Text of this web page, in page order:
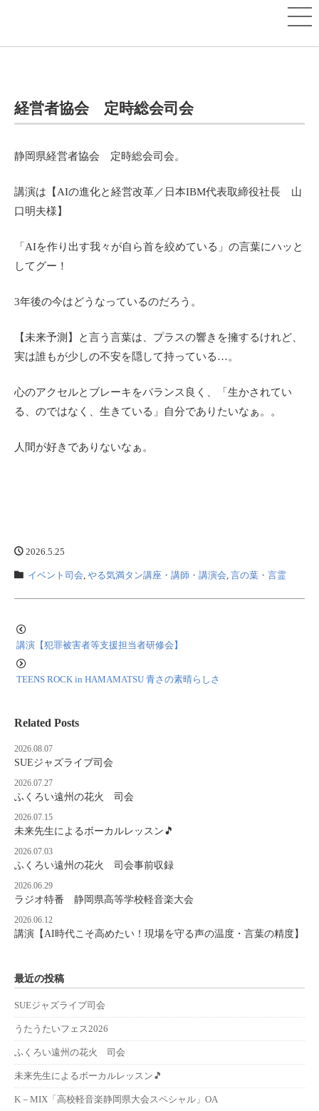
経営者協会 定時総会司会
静岡県経営者協会 定時総会司会。
講演は【AIの進化と経営改革／日本IBM代表取締役社長 山
口明夫様】
「AIを作り出す我々が自ら首を絞めている」の言葉にハッと
してグー！
3年後の今はどうなっているのだろう。
【未来予測】と言う言葉は、プラスの響きを擁するけれど、
実は誰もが少しの不安を隠して持っている…。
心のアクセルとブレーキをバランス良く、「生かされてい
る、のではなく、生きている」自分でありたいなぁ。。
人間が好きでありないなぁ。
2026.5.25
イベント司会, やる気満タン講座・講師・講演会, 言の葉・言霊
講演【犯罪被害者等支援担当者研修会】
TEENS ROCK in HAMAMATSU 青さの素晴らしさ
Related Posts
2026.08.07
SUEジャズライブ司会
2026.07.27
ふくろい遠州の花火 司会
2026.07.15
未来先生によるボーカルレッスン🎵
2026.07.03
ふくろい遠州の花火 司会事前収録
2026.06.29
ラジオ特番 静岡県高等学校軽音楽大会
2026.06.12
講演【AI時代こそ高めたい！現場を守る声の温度・言葉の精度】
最近の投稿
SUEジャズライブ司会
うたうたいフェス2026
ふくろい遠州の花火 司会
未来先生によるボーカルレッスン🎵
K－MIX「高校軽音楽静岡県大会スペシャル」OA